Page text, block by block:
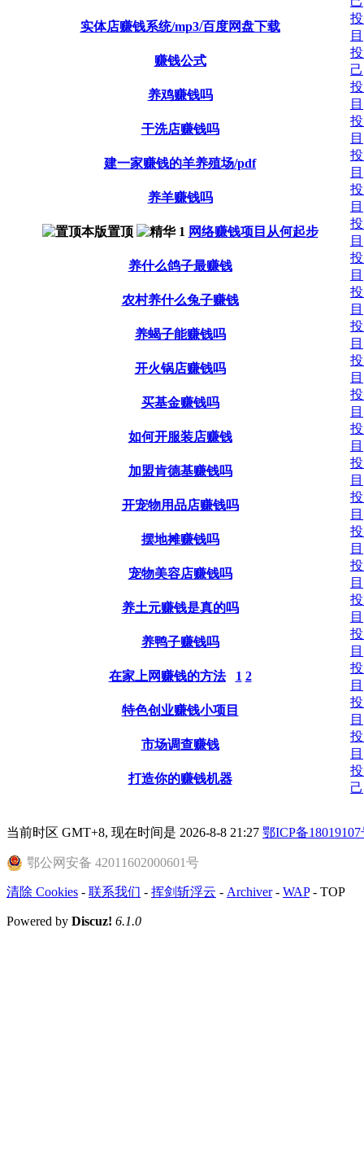
实体店赚钱系统/mp3/百度网盘下载
目
赚钱公式
己
养鸡赚钱吗
目
干洗店赚钱吗
目
建一家赚钱的羊养殖场/pdf
目
养羊赚钱吗
目
网络赚钱项目从何起步
目
养什么鸽子最赚钱
目
农村养什么兔子赚钱
目
养蝎子能赚钱吗
目
开火锅店赚钱吗
目
买基金赚钱吗
目
如何开服装店赚钱
目
加盟肯德基赚钱吗
目
开宠物用品店赚钱吗
目
摆地摊赚钱吗
目
宠物美容店赚钱吗
目
养土元赚钱是真的吗
目
养鸭子赚钱吗
目
在家上网赚钱的方法
1 2
目
特色创业赚钱小项目
目
市场调查赚钱
目
打造你的赚钱机器
己
当前时区 GMT+8, 现在时间是 2026-8-8 21:27 鄂ICP备18019107
鄂公网安备 42011602000601号
清除 Cookies - 联系我们 - 挥剑斩浮云 - Archiver- WAP- TOP
Powered by Discuz! 6.1.0